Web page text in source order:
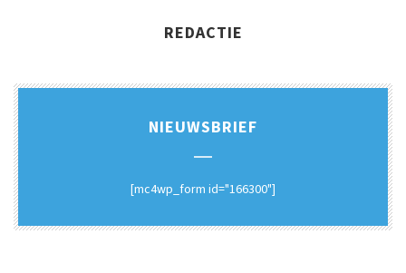
REDACTIE
NIEUWSBRIEF
[mc4wp_form id="166300"]